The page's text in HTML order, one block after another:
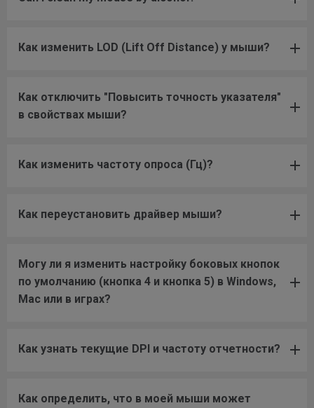
Как изменить LOD (Lift Off Distance) у мыши?
Как отключить "Повысить точность указателя"
в свойствах мыши?
Как изменить частоту опроса (Гц)?
Как переустановить драйвер мыши?
Могу ли я изменить настройку боковых кнопок
по умолчанию (кнопка 4 и кнопка 5) в Windows,
Mac или в играх?
Как узнать текущие DPI и частоту отчетности?
Как определить, что в моей мыши может